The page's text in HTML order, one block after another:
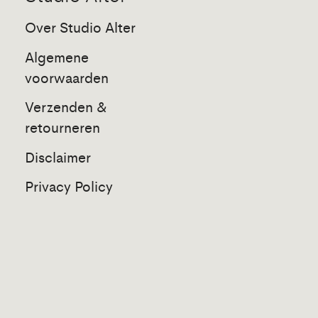
Over Studio Alter
Algemene
voorwaarden
Verzenden &
retourneren
Disclaimer
Privacy Policy